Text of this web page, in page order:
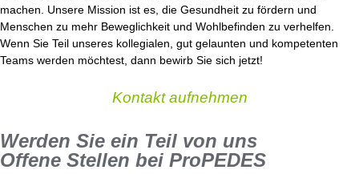
machen. Unsere Mission ist es, die Gesundheit zu fördern und
Menschen zu mehr Beweglichkeit und Wohlbefinden zu verhelfen.
Wenn Sie Teil unseres kollegialen, gut gelaunten und kompetenten
Teams werden möchtest, dann bewirb Sie sich jetzt!
Kontakt aufnehmen
Werden Sie ein Teil von uns
Offene Stellen bei ProPEDES